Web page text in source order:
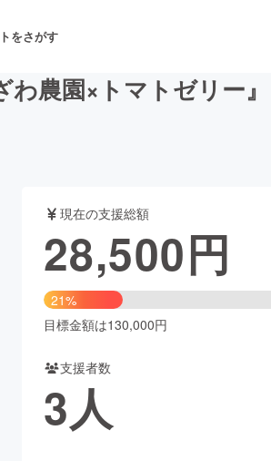
をさがす
フォーマンス
飲食店 ファッション
画
ィー・ヘルスケア
農園×トマトゼリー』
現在の支援総額
28,500円
21%
目標金額は130,000円
支援者数
3人